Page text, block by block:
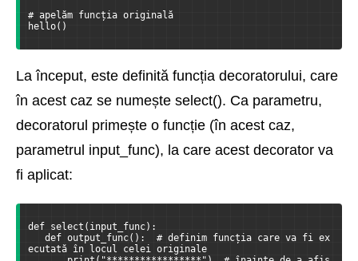
# apelăm funcția originală
hello()
La început, este definită funcția decoratorului, care
în acest caz se numește select(). Ca parametru,
decoratorul primește o funcție (în acest caz,
parametrul input_func), la care acest decorator va
fi aplicat:
def select(input_func):
def output_func():  # definim funcția care va fi ex
ecutată în locul celei originale